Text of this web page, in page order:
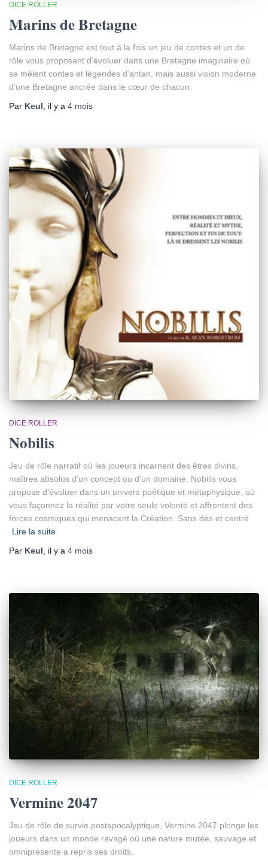
DICE ROLLER
Marins de Bretagne
Marins de Bretagne est tout à la fois un jeu de contes et un de
rôle vous proposant d’évoluer dans une Bretagne imaginaire où
se mêlent contes et légendes d’antan, mais aussi vision moderne
d’une Bretagne ancrée dans le cœur de chacun.
Par Keul, il y a 4 mois
DICE ROLLER
Nobilis
Jeu de rôle narratif où les joueurs incarnent des êtres divins,
maîtres absolus d’un concept ou d’un domaine, Nobilis vous
propose d’évoluer dans un univers poétique et métaphysique, où
vous façonnez la réalité par votre seule volonté et affrontent des
forces cosmiques qui menacent la Création. Sans dés et centré
Lire la suite
Par Keul , il y a 4 mois
DICE ROLLER
Vermine 2047
Jeu de rôle de survie postapocalyptique, Vermine 2047 plonge les
joueurs dans un monde ravagé où une nature mutée, sauvage et
omniprésente a repris ses droits.